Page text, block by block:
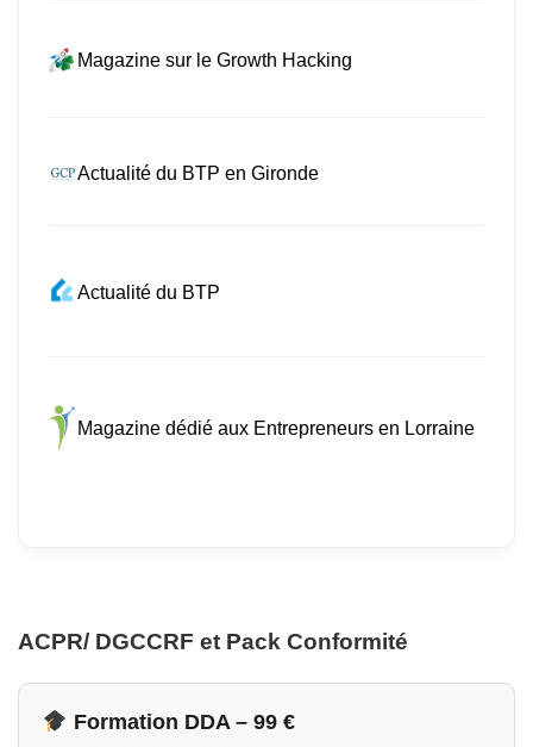
Magazine sur le Growth Hacking
Actualité du BTP en Gironde
Actualité du BTP
Magazine dédié aux Entrepreneurs en Lorraine
ACPR/ DGCCRF et Pack Conformité
Formation DDA – 99 €